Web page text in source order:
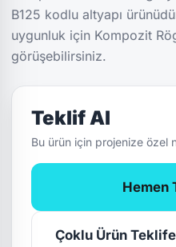
B125 kodlu altyapı
uygunluk için Kompozit
görüşebilirsiniz.
Teklif Al
Bu ürün için projenize özel
Hemen
Çoklu Ürün